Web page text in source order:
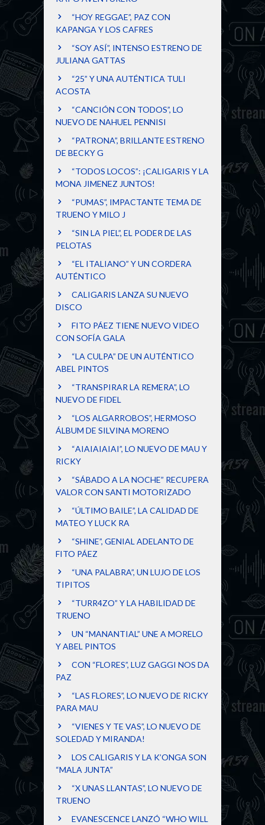
“HOY REGGAE”, PAZ CON
KAPANGA Y LOS CAFRES
“SOY ASÍ”, INTENSO ESTRENO DE
JULIANA GATTAS
“25” Y UNA AUTÉNTICA TULI
ACOSTA
“CANCIÓN CON TODOS”, LO
NUEVO DE NAHUEL PENNISI
“PATRONA”, BRILLANTE ESTRENO
DE BECKY G
“TODOS LOCOS”: ¡CALIGARIS Y LA
MONA JIMENEZ JUNTOS!
“PUMAS”, IMPACTANTE TEMA DE
TRUENO Y MILO J
“SIN LA PIEL”, EL PODER DE LAS
PELOTAS
“EL ITALIANO” Y UN CORDERA
AUTÉNTICO
CALIGARIS LANZA SU NUEVO
DISCO
FITO PÁEZ TIENE NUEVO VIDEO
CON SOFÍA GALA
“LA CULPA” DE UN AUTÉNTICO
ABEL PINTOS
“TRANSPIRAR LA REMERA”, LO
NUEVO DE FIDEL
“LOS ALGARROBOS”, HERMOSO
ÁLBUM DE SILVINA MORENO
“AIAIAIAIAI”, LO NUEVO DE MAU Y
RICKY
“SÁBADO A LA NOCHE” RECUPERA
VALOR CON SANTI MOTORIZADO
“ÚLTIMO BAILE”, LA CALIDAD DE
MATEO Y LUCK RA
“SHINE”, GENIAL ADELANTO DE
FITO PÁEZ
“UNA PALABRA”, UN LUJO DE LOS
TIPITOS
“TURR4ZO” Y LA HABILIDAD DE
TRUENO
UN “MANANTIAL” UNE A MORELO
Y ABEL PINTOS
CON “FLORES”, LUZ GAGGI NOS DA
PAZ
“LAS FLORES”, LO NUEVO DE RICKY
PARA MAU
“VIENES Y TE VAS”, LO NUEVO DE
SOLEDAD Y MIRANDA!
LOS CALIGARIS Y LA K’ONGA SON
“MALA JUNTA”
“X UNAS LLANTAS”, LO NUEVO DE
TRUENO
EVANESCENCE LANZÓ “WHO WILL